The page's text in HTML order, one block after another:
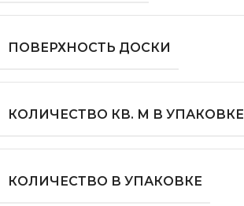
ПОВЕРХНОСТЬ ДОСКИ
КОЛИЧЕСТВО КВ. М В УПАКОВКЕ
КОЛИЧЕСТВО В УПАКОВКЕ